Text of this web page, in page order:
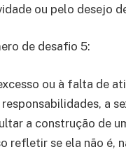
ou pelo desejo
de desafio 5:
ou à falta de
a
a construção de
refletir se ela não é,